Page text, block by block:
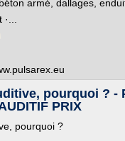
armé, dallages,
pourquoi ? -
PRIX
pourquoi ?